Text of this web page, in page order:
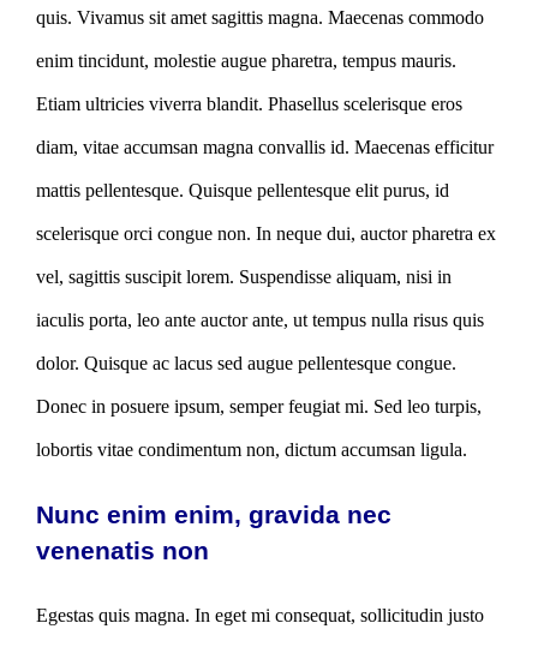
quis. Vivamus sit amet sagittis magna. Maecenas commodo
enim tincidunt, molestie augue pharetra, tempus mauris.
Etiam ultricies viverra blandit. Phasellus scelerisque eros
diam, vitae accumsan magna convallis id. Maecenas efficitur
mattis pellentesque. Quisque pellentesque elit purus, id
scelerisque orci congue non. In neque dui, auctor pharetra ex
vel, sagittis suscipit lorem. Suspendisse aliquam, nisi in
iaculis porta, leo ante auctor ante, ut tempus nulla risus quis
dolor. Quisque ac lacus sed augue pellentesque congue.
Donec in posuere ipsum, semper feugiat mi. Sed leo turpis,
lobortis vitae condimentum non, dictum accumsan ligula.
Nunc enim enim, gravida nec
venenatis non
Egestas quis magna. In eget mi consequat, sollicitudin justo